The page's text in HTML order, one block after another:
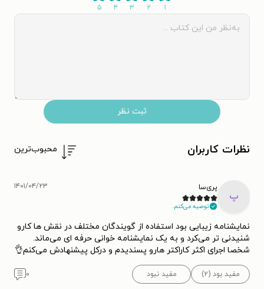
۱ ۲ ۳ ۴ ۵
ثبت نظر
نظرات کاربران محبوب‌ترین
پ
پری‌سا
توصیه می‌کنم.
۱۴۰۱/۰۴/۲۳
نمایشنامه زیبایی بود استفاده از گویندگان مختلف در نقش ها کارو
شنیدنی تر می‌کرد و به یک نمایشنامه خوانی حرفه ای می‌ماند.
شخصا اجرای اکثر کاراکتر هارو پسندیدم و درکل پیشنهادش می‌کنم👌
مفید بود (۲) مفید نبود ۰